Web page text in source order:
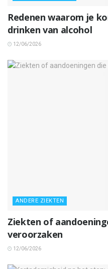
Redenen waarom je
drinken van alcohol
12/06/2026
ANDERE ZIEKTEN
Ziekten of
veroorzaken
12/06/2026